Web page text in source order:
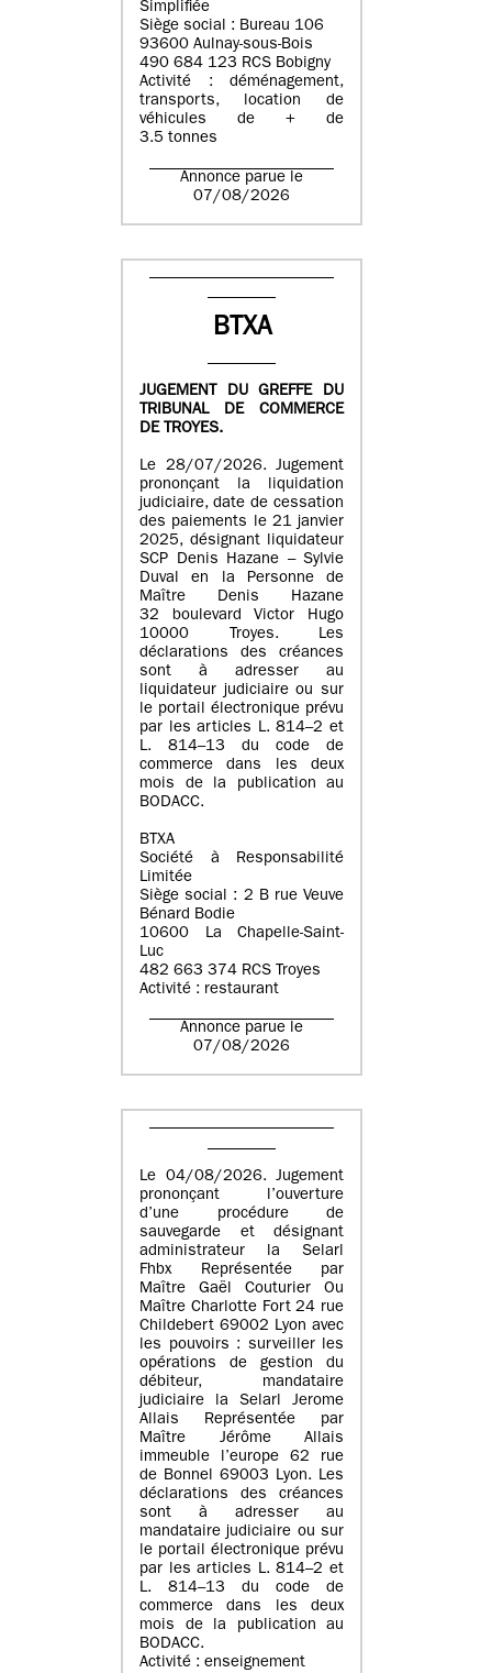
Simplifiée
Siège social : Bureau 106
93600 Aulnay-sous-Bois
490 684 123 RCS Bobigny
Activité : déménagement,
transports, location de
véhicules de + de
3.5 tonnes
Annonce parue le
07/08/2026
BTXA
JUGEMENT DU GREFFE DU
TRIBUNAL DE COMMERCE
DE TROYES.
Le 28/07/2026. Jugement
prononçant la liquidation
judiciaire, date de cessation
des paiements le 21 janvier
2025, désignant liquidateur
SCP Denis Hazane – Sylvie
Duval en la Personne de
Maître Denis Hazane
32 boulevard Victor Hugo
10000 Troyes. Les
déclarations des créances
sont à adresser au
liquidateur judiciaire ou sur
le portail électronique prévu
par les articles L. 814–2 et
L. 814–13 du code de
commerce dans les deux
mois de la publication au
BODACC.
BTXA
Société à Responsabilité
Limitée
Siège social : 2 B rue Veuve
Bénard Bodie
10600 La Chapelle-Saint-
Luc
482 663 374 RCS Troyes
Activité : restaurant
Annonce parue le
07/08/2026
Le 04/08/2026. Jugement
prononçant l’ouverture
d’une procédure de
sauvegarde et désignant
administrateur la Selarl
Fhbx Représentée par
Maître Gaël Couturier Ou
Maître Charlotte Fort 24 rue
Childebert 69002 Lyon avec
les pouvoirs : surveiller les
opérations de gestion du
débiteur, mandataire
judiciaire la Selarl Jerome
Allais Représentée par
Maître Jérôme Allais
immeuble l’europe 62 rue
de Bonnel 69003 Lyon. Les
déclarations des créances
sont à adresser au
mandataire judiciaire ou sur
le portail électronique prévu
par les articles L. 814–2 et
L. 814–13 du code de
commerce dans les deux
mois de la publication au
BODACC.
Activité : enseignement